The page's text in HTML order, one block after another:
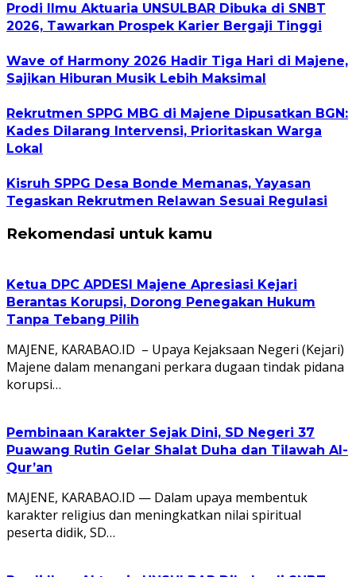
Prodi Ilmu Aktuaria UNSULBAR Dibuka di SNBT
2026, Tawarkan Prospek Karier Bergaji Tinggi
Wave of Harmony 2026 Hadir Tiga Hari di Majene,
Sajikan Hiburan Musik Lebih Maksimal
Rekrutmen SPPG MBG di Majene Dipusatkan BGN:
Kades Dilarang Intervensi, Prioritaskan Warga
Lokal
Kisruh SPPG Desa Bonde Memanas, Yayasan
Tegaskan Rekrutmen Relawan Sesuai Regulasi
Rekomendasi untuk kamu
Ketua DPC APDESI Majene Apresiasi Kejari
Berantas Korupsi, Dorong Penegakan Hukum
Tanpa Tebang Pilih
MAJENE, KARABAO.ID – Upaya Kejaksaan Negeri (Kejari)
Majene dalam menangani perkara dugaan tindak pidana
korupsi…
Pembinaan Karakter Sejak Dini, SD Negeri 37
Puawang Rutin Gelar Shalat Duha dan Tilawah Al-
Qur’an
MAJENE, KARABAO.ID — Dalam upaya membentuk
karakter religius dan meningkatkan nilai spiritual
peserta didik, SD…